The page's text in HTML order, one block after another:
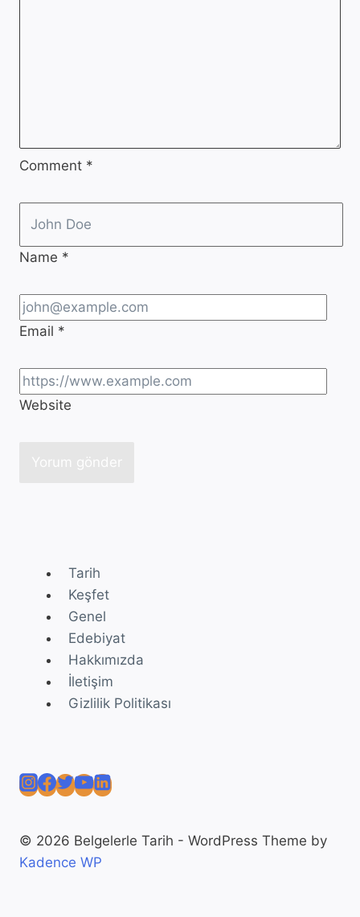
Comment *
Name *
Email *
Website
Tarih
Keşfet
Genel
Edebiyat
Hakkımızda
İletişim
Gizlilik Politikası
© 2026 Belgelerle Tarih - WordPress Theme by
Kadence WP